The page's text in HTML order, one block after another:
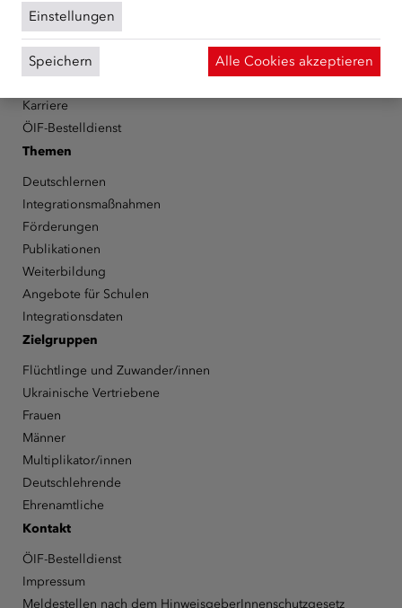
Der Österreichische Integrationsfonds (ÖIF)
Organigramm
Presse
Karriere
ÖIF-Bestelldienst
Themen
Deutschlernen
Integrationsmaßnahmen
Förderungen
Publikationen
Weiterbildung
Angebote für Schulen
Integrationsdaten
Zielgruppen
Flüchtlinge und Zuwander/innen
Ukrainische Vertriebene
Frauen
Männer
Multiplikator/innen
Deutschlehrende
Ehrenamtliche
Kontakt
ÖIF-Bestelldienst
Impressum
Meldestellen nach dem HinweisgeberInnenschutzgesetz
Einstellungen
Speichern Alle Cookies akzeptieren